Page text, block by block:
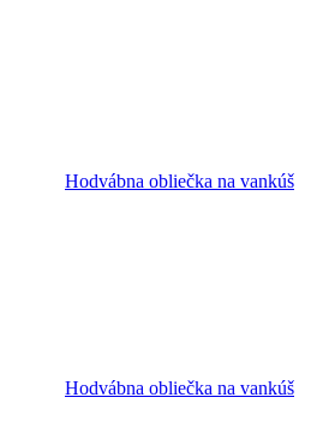
Hodvábna obliečka na vankúš
Hodvábna obliečka na vankúš